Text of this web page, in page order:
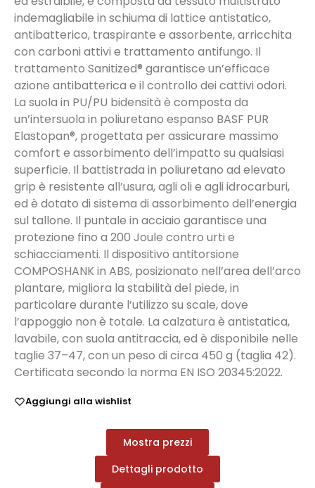
indemagliabile in schiuma di lattice antistatico,
antibatterico, traspirante e assorbente, arricchita
con carboni attivi e trattamento antifungo. Il
trattamento Sanitized® garantisce un’efficace
azione antibatterica e il controllo dei cattivi odori.
La suola in PU/PU bidensità è composta da
un’intersuola in poliuretano espanso BASF PUR
Elastopan®, progettata per assicurare massimo
comfort e assorbimento dell’impatto su qualsiasi
superficie. Il battistrada in poliuretano ad elevato
grip è resistente all’usura, agli oli e agli idrocarburi,
ed è dotato di sistema di assorbimento dell’energia
sul tallone. Il puntale in acciaio garantisce una
protezione fino a 200 Joule contro urti e
schiacciamenti. Il dispositivo antitorsione
COMPOSHANK in ABS, posizionato nell’area dell’arco
plantare, migliora la stabilità del piede, in
particolare durante l’utilizzo su scale, dove
l’appoggio non è totale. La calzatura è antistatica,
lavabile, con suola antitraccia, ed è disponibile nelle
taglie 37–47, con un peso di circa 450 g (taglia 42).
Certificata secondo la norma EN ISO 20345:2022.
Aggiungi alla wishlist
Mostra prezzi
Dettagli prodotto